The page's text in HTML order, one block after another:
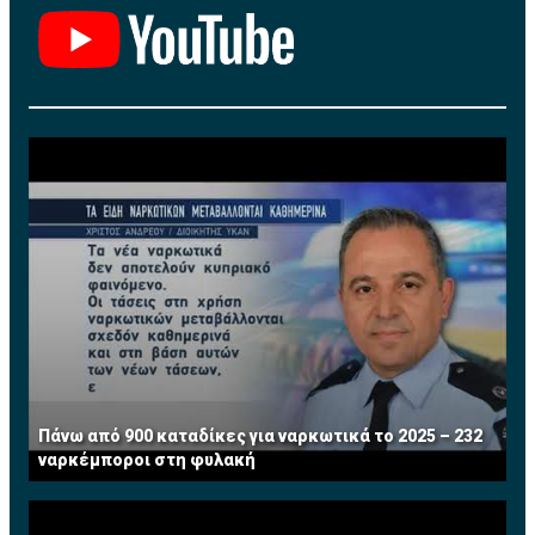
Programme (CASP).
Το 1987 εργοδοτήθηκε στην πολυεθνική εταιρεία
Procter & Gamble Co. (P&G) ως Brand Manager στο
εξωτερικό, ενώ από το 1989 μέχρι το 2013 εργαζόταν
αρχικά ως χρηματοοικονομικός αναλυτής και
μετέπειτα ως Διευθυντής Χαρτοφυλακίου στο Τμήμα
Τραπεζικών Εργασιών. Από το 2008 μέχρι και την
εθελούσια αποχώρησή της από την τράπεζα τον Ιούλιο
του 2013 κατείχε την θέση του Ανώτερου Διευθυντή
και ηγείτο της Διεύθυνσης Τραπεζικών Εργασιών
Μεγάλων Επιχειρήσεων. Διαθέτει πέραν των 25
χρόνων πολύπλευρης εμπειρίας σε τραπεζικά θέματα.
Τώρα ασκεί το επάγγελμα του Συμβούλου
Επιχειρήσεων σε χρηματοοικονομικά θέματα. Έχει
διατελέσει μέλος του Συμβουλίου του Institute of
Financial Services (IFS) Κύπρου.
Πάνω από 900 καταδίκες για ναρκωτικά το 2025 – 232
ναρκέμποροι στη φυλακή